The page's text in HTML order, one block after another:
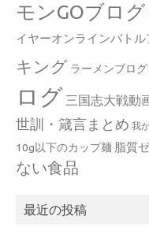
モンGOブログ
イヤーオンラインバトル
キング ラーメンブログ
ログ 三国志大戦動
世訓・箴言まとめ 我
10g以下のカップ麺 脂質
ない食品
最近の投稿